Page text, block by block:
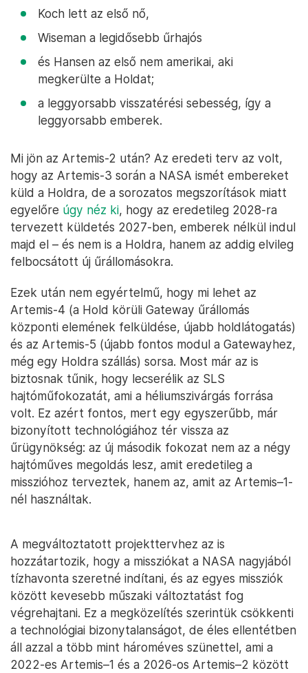
Koch lett az első nő,
Wiseman a legidősebb űrhajós
és Hansen az első nem amerikai, aki
megkerülte a Holdat;
a leggyorsabb visszatérési sebesség, így a
leggyorsabb emberek.
Mi jön az Artemis-2 után? Az eredeti terv az volt,
hogy az Artemis-3 során a NASA ismét embereket
küld a Holdra, de a sorozatos megszorítások miatt
egyelőre úgy néz ki, hogy az eredetileg 2028-ra
tervezett küldetés 2027-ben, emberek nélkül indul
majd el – és nem is a Holdra, hanem az addig elvileg
felbocsátott új űrállomásokra.
Ezek után nem egyértelmű, hogy mi lehet az
Artemis-4 (a Hold körüli Gateway űrállomás
központi elemének felküldése, újabb holdlátogatás)
és az Artemis-5 (újabb fontos modul a Gatewayhez,
még egy Holdra szállás) sorsa. Most már az is
biztosnak tűnik, hogy lecserélik az SLS
hajtóműfokozatát, ami a héliumszivárgás forrása
volt. Ez azért fontos, mert egy egyszerűbb, már
bizonyított technológiához tér vissza az
űrügynökség: az új második fokozat nem az a négy
hajtóműves megoldás lesz, amit eredetileg a
misszióhoz terveztek, hanem az, amit az Artemis–1-
nél használtak.
A megváltoztatott projekttervhez az is
hozzátartozik, hogy a missziókat a NASA nagyjából
tízhavonta szeretné indítani, és az egyes missziók
között kevesebb műszaki változtatást fog
végrehajtani. Ez a megközelítés szerintük csökkenti
a technológiai bizonytalanságot, de éles ellentétben
áll azzal a több mint hároméves szünettel, ami a
2022-es Artemis–1 és a 2026-os Artemis–2 között